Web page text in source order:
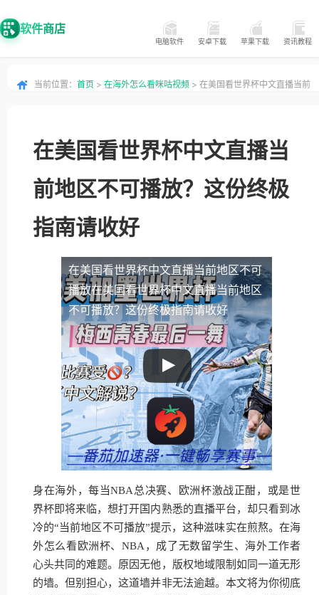
软件商店
电脑软件 安卓下载 苹果下载 资讯教程
当前位置： 首页 > 在海外怎么看咪咕视频 > 在美国看世界杯中文直播当前
在美国看世界杯中文直播当
前地区不可播放？这份终极
指南请收好
在美国看世界杯中文直播当前地区不可
播放在美国看世界杯中文直播当前地区
不可播放？这份终极指南请收好
身在海外，每当NBA总决赛、欧洲杯激战正酣，或是世
界杯即将来临，想打开国内熟悉的直播平台，却只看到冰
冷的“当前地区不可播放”提示，这种滋味实在煎熬。在海
外怎么看欧洲杯、NBA，成了无数留学生、海外工作者
心头共同的难题。原因无他，版权地域限制如同一道无形
的墙。但别担心，这道墙并非无法逾越。本文将为你彻底